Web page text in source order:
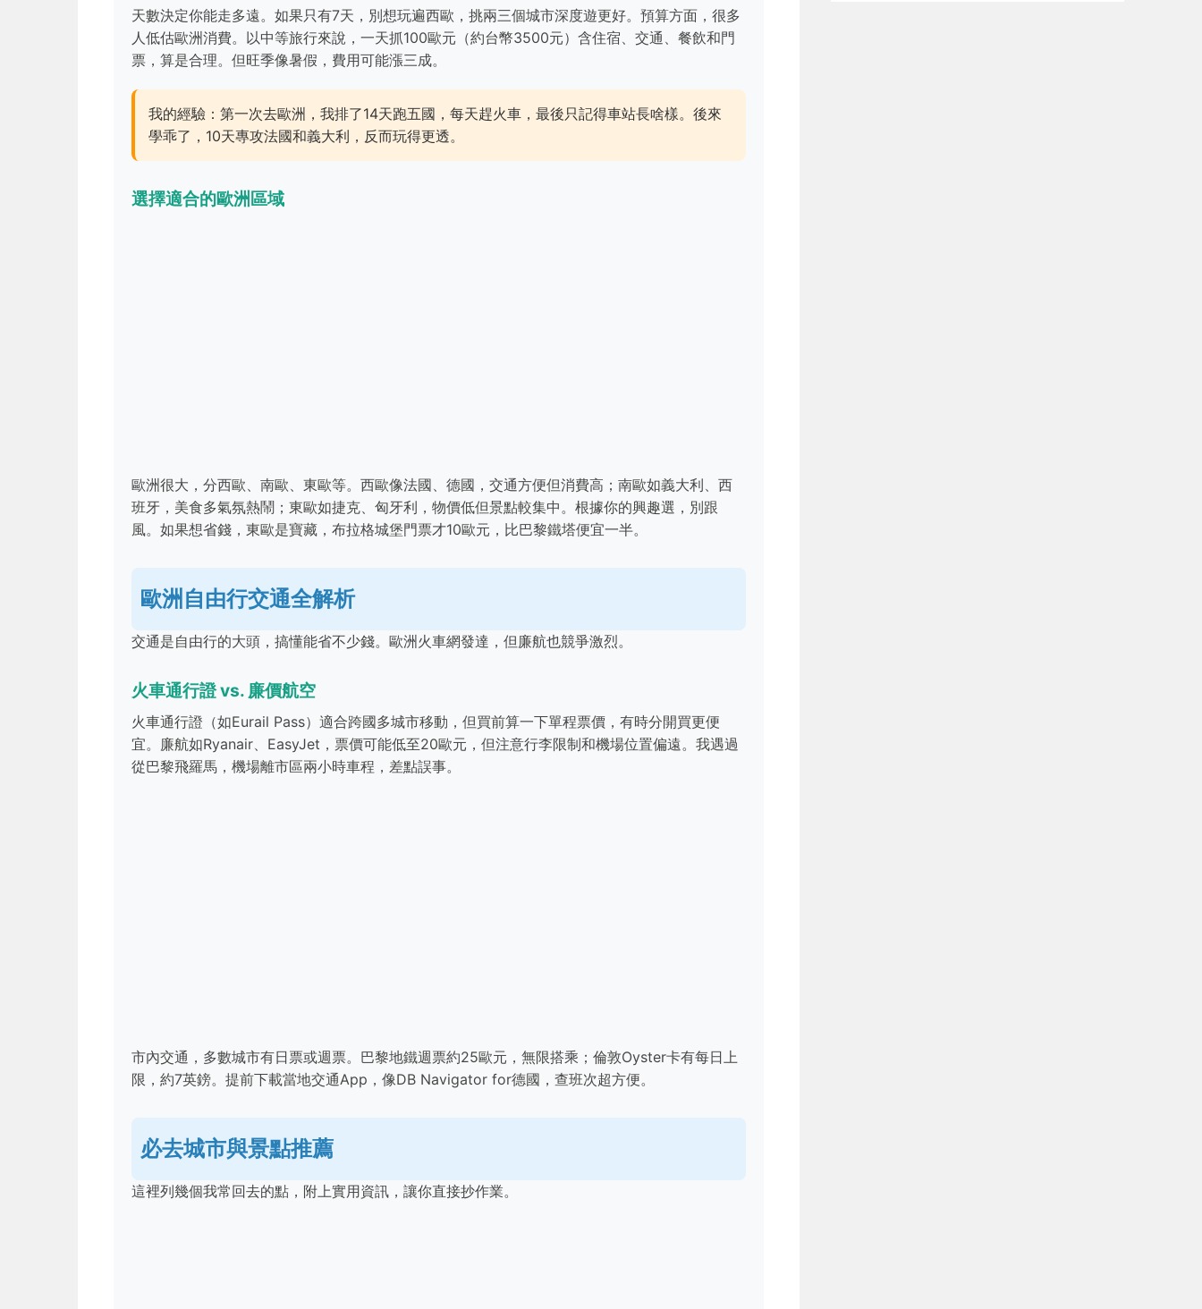
天數決定你能走多遠。如果只有7天，別想玩遍西歐，挑兩三個城市深度遊更好。預算方面，很多
人低估歐洲消費。以中等旅行來說，一天抓100歐元（約台幣3500元）含住宿、交通、餐飲和門
票，算是合理。但旺季像暑假，費用可能漲三成。
我的經驗：第一次去歐洲，我排了14天跑五國，每天趕火車，最後只記得車站長啥樣。後來
學乖了，10天專攻法國和義大利，反而玩得更透。
選擇適合的歐洲區域
歐洲很大，分西歐、南歐、東歐等。西歐像法國、德國，交通方便但消費高；南歐如義大利、西
班牙，美食多氣氛熱鬧；東歐如捷克、匈牙利，物價低但景點較集中。根據你的興趣選，別跟
風。如果想省錢，東歐是寶藏，布拉格城堡門票才10歐元，比巴黎鐵塔便宜一半。
歐洲自由行交通全解析
交通是自由行的大頭，搞懂能省不少錢。歐洲火車網發達，但廉航也競爭激烈。
火車通行證 vs. 廉價航空
火車通行證（如Eurail Pass）適合跨國多城市移動，但買前算一下單程票價，有時分開買更便
宜。廉航如Ryanair、EasyJet，票價可能低至20歐元，但注意行李限制和機場位置偏遠。我遇過
從巴黎飛羅馬，機場離市區兩小時車程，差點誤事。
市內交通，多數城市有日票或週票。巴黎地鐵週票約25歐元，無限搭乘；倫敦Oyster卡有每日上
限，約7英鎊。提前下載當地交通App，像DB Navigator for德國，查班次超方便。
必去城市與景點推薦
這裡列幾個我常回去的點，附上實用資訊，讓你直接抄作業。